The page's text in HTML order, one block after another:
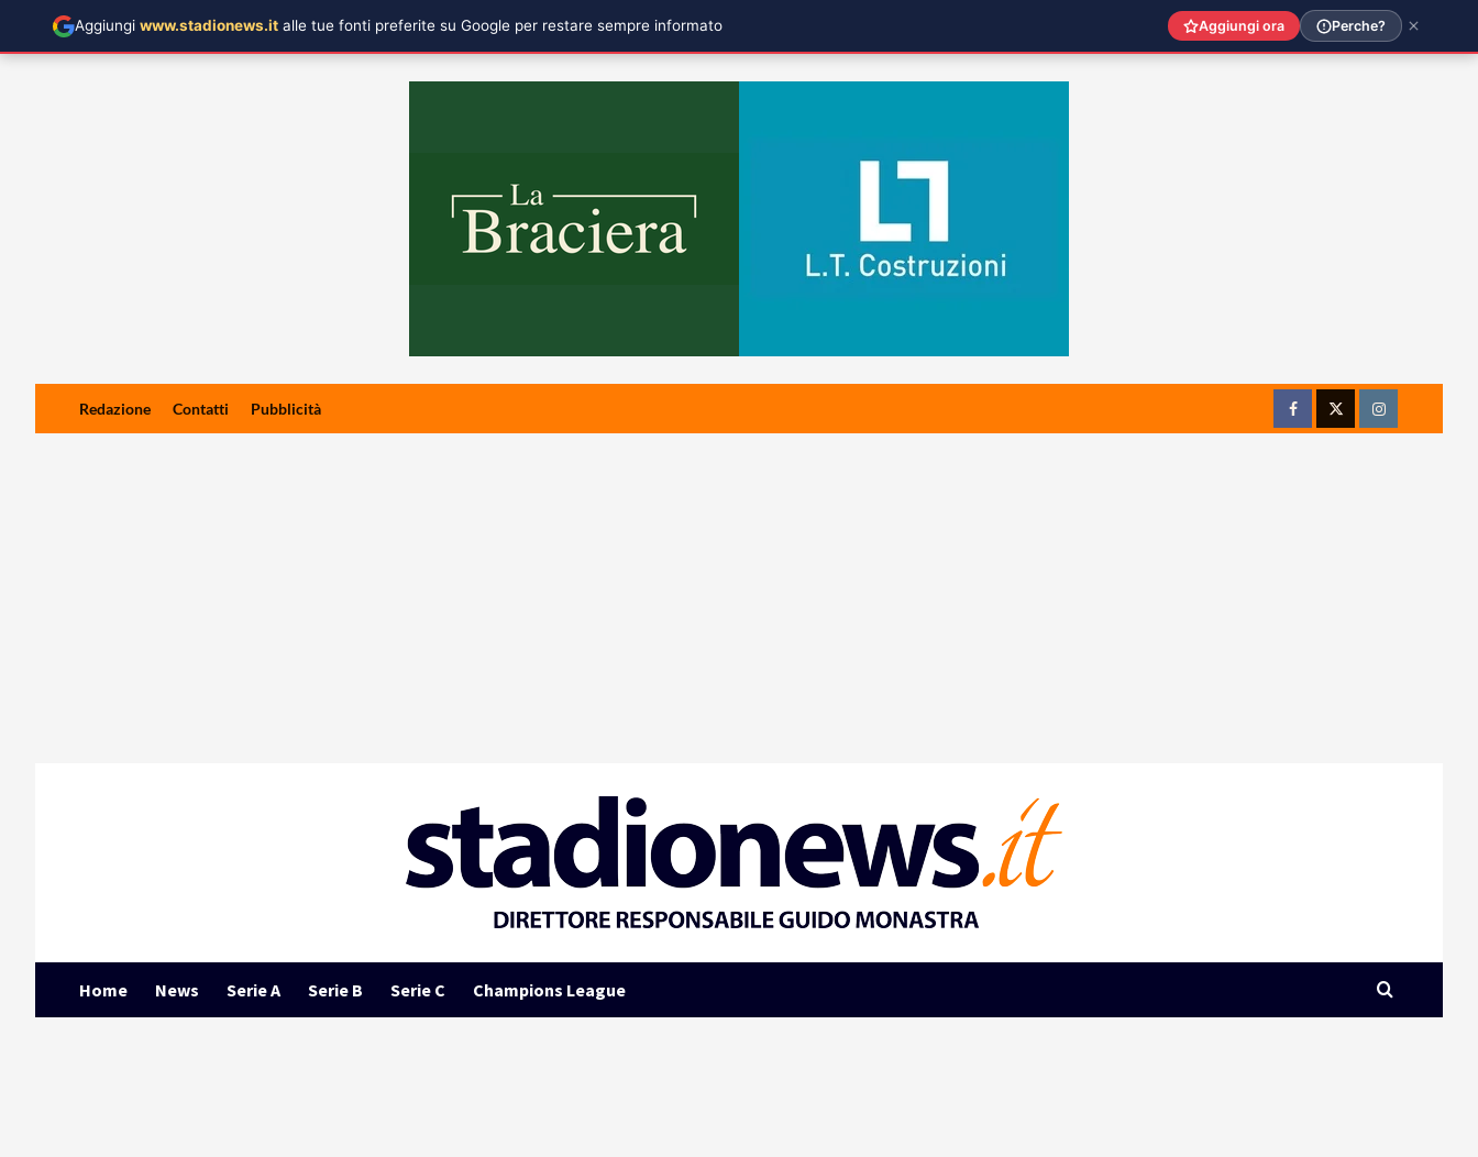
Redazione Contatti Pubblicità
FacebookTwitterInstagram
Home News Serie A Serie B Serie C Champions League
Aggiungi www.stadionews.it alle tue fonti preferite su Google per restare sempre informato Aggiungi ora Perche?